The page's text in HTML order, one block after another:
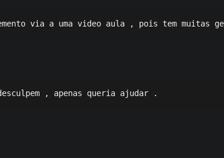
via a uma video aula , pois tem
, apenas queria ajudar .